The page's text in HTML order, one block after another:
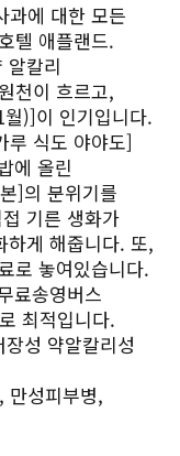
과에 대한 모든
텔 애플랜드.
알칼리
천이 흐르고,
)]이 인기입니다.
루 식도 야야도]
에 올린
]의 분위기를
기른 생화가
하게 해줍니다. 또,
로 놓여있습니다.
료송영버스
최적입니다.
성 약알칼리성
만성피부병,